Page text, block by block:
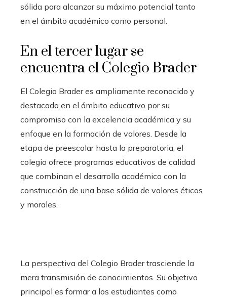
sólida para alcanzar su máximo potencial tanto
en el ámbito académico como personal.
En el tercer lugar se
encuentra el Colegio Brader
El Colegio Brader es ampliamente reconocido y
destacado en el ámbito educativo por su
compromiso con la excelencia académica y su
enfoque en la formación de valores. Desde la
etapa de preescolar hasta la preparatoria, el
colegio ofrece programas educativos de calidad
que combinan el desarrollo académico con la
construcción de una base sólida de valores éticos
y morales.
La perspectiva del Colegio Brader trasciende la
mera transmisión de conocimientos. Su objetivo
principal es formar a los estudiantes como